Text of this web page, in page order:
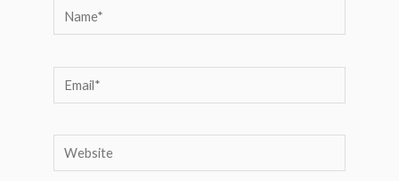
Name*
Email*
Website